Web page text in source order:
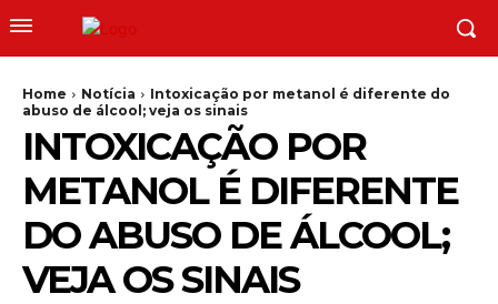
Home Notícia
Intoxicação por metanol é diferente do
abuso de álcool; veja os sinais
INTOXICAÇÃO POR
METANOL É DIFERENTE
DO ABUSO DE ÁLCOOL;
VEJA OS SINAIS